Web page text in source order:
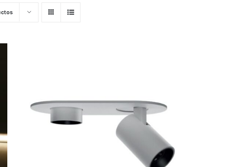
ESTE
PRODUCTO
MÚLTIPLES